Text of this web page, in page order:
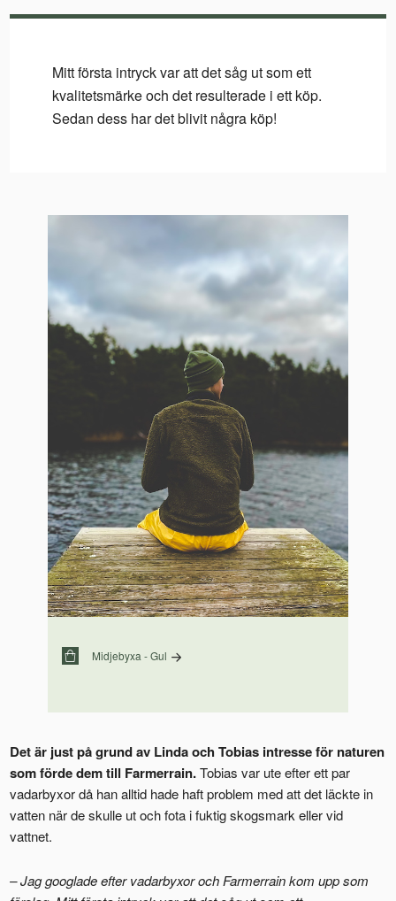
Mitt första intryck var att det såg ut som ett
kvalitetsmärke och det resulterade i ett köp.
Sedan dess har det blivit några köp!
Midjebyxa - Gul
Det är just på grund av Linda och Tobias intresse för naturen
som förde dem till Farmerrain.Tobias var ute efter ett par
vadarbyxor då han alltid hade haft problem med att det läckte in
vatten när de skulle ut och fota i fuktig skogsmark eller vid
vattnet.
– Jag googlade efter vadarbyxor och Farmerrain kom upp som